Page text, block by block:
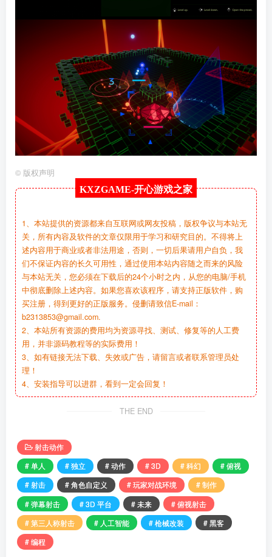
© 版权声明
KXZGAME-开心游戏之家
1、本站提供的资源都来自互联网或网友投稿，版权争议与本站无
关，所有内容及软件的文章仅限用于学习和研究目的。不得将上
述内容用于商业或者非法用途，否则，一切后果请用户自负，我
们不保证内容的长久可用性，通过使用本站内容随之而来的风险
与本站无关，您必须在下载后的24个小时之内，从您的电脑/手机
中彻底删除上述内容。如果您喜欢该程序，请支持正版软件，购
买注册，得到更好的正版服务。侵删请致信E-mail：
b2313853@gmail.com.
2、本站所有资源的费用均为资源寻找、测试、修复等的人工费
用，并非源码教程等的实际费用！
3、如有链接无法下载、失效或广告，请留言或者联系管理员处
理！
4、安装指导可以进群，看到一定会回复！
THE END
射击动作
# 单人
# 独立 # 动作 # 3D # 科幻
# 俯视
# 射击
# 角色自定义 # 玩家对战环境
# 制作
# 弹幕射击
# 3D 平台 # 未来
# 俯视射击
# 第三人称射击
# 人工智能 # 枪械改装
# 黑客
# 编程